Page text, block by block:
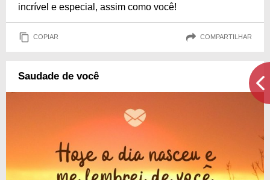
incrível e especial, assim como você!
COPIAR COMPARTILHAR
Saudade de você